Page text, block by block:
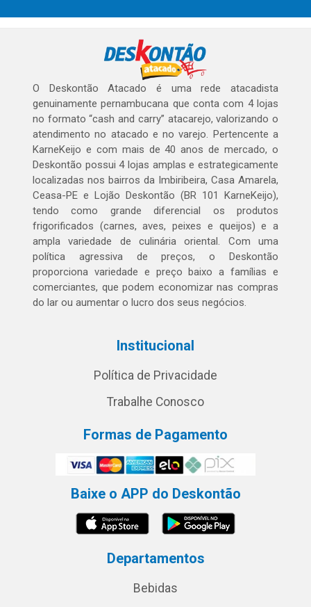
O Deskontão Atacado é uma rede atacadista
genuinamente pernambucana que conta com 4 lojas
no formato “cash and carry” atacarejo, valorizando o
atendimento no atacado e no varejo. Pertencente a
KarneKeijo e com mais de 40 anos de mercado, o
Deskontão possui 4 lojas amplas e estrategicamente
localizadas nos bairros da Imbiribeira, Casa Amarela,
Ceasa-PE e Lojão Deskontão (BR 101 KarneKeijo),
tendo como grande diferencial os produtos
frigorificados (carnes, aves, peixes e queijos) e a
ampla variedade de culinária oriental. Com uma
política agressiva de preços, o Deskontão
proporciona variedade e preço baixo a famílias e
comerciantes, que podem economizar nas compras
do lar ou aumentar o lucro dos seus negócios.
Institucional
Política de Privacidade
Trabalhe Conosco
Formas de Pagamento
Baixe o APP do Deskontão
Departamentos
Bebidas